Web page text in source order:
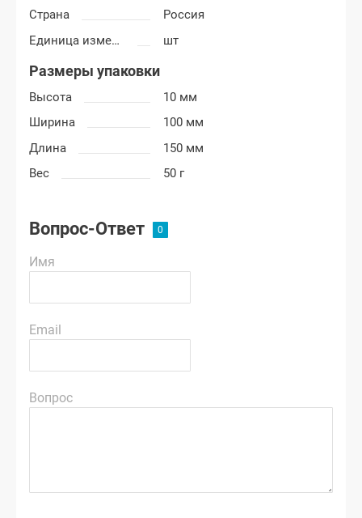
Страна
Россия
Единица измерения
шт
Размеры упаковки
Высота
10 мм
Ширина
100 мм
Длина
150 мм
Вес
50 г
Вопрос-Ответ
Имя
Email
Вопрос